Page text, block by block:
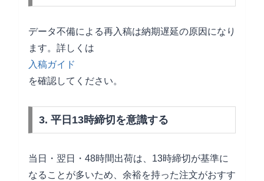
データ不備による再入稿は納期遅延の原因になり
ます。詳しくは
入稿ガイド
を確認してください。
3. 平日13時締切を意識する
当日・翌日・48時間出荷は、13時締切が基準に
なることが多いため、余裕を持った注文がおすす